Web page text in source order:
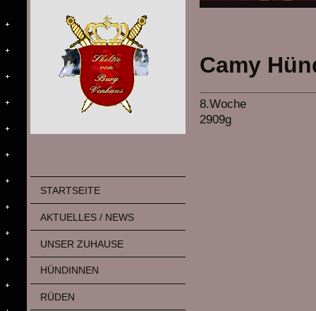
STARTSEITE
AKTUELLES / NEWS
UNSER ZUHAUSE
HÜNDINNEN
RÜDEN
Camy
8.Woche
2909g